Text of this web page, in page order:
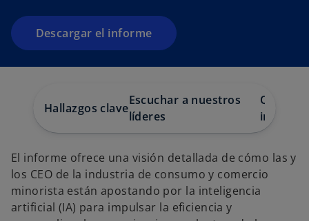
Descargar el informe
e
ñ
u
e
v
a
Hallazgos clave
Escuchar a nuestros
líderes
Qué
informe
El informe ofrece una visión detallada de cómo las y
los CEO de la industria de consumo y comercio
minorista están apostando por la inteligencia
artificial (IA) para impulsar la eficiencia y